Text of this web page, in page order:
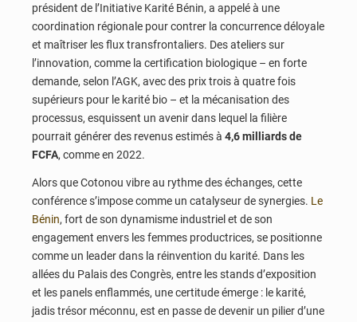
président de l’Initiative Karité Bénin, a appelé à une
coordination régionale pour contrer la concurrence déloyale
et maîtriser les flux transfrontaliers. Des ateliers sur
l’innovation, comme la certification biologique – en forte
demande, selon l’AGK, avec des prix trois à quatre fois
supérieurs pour le karité bio – et la mécanisation des
processus, esquissent un avenir dans lequel la filière
pourrait générer des revenus estimés à 4,6 milliards de
FCFA, comme en 2022.
Alors que Cotonou vibre au rythme des échanges, cette
conférence s’impose comme un catalyseur de synergies. Le
Bénin, fort de son dynamisme industriel et de son
engagement envers les femmes productrices, se positionne
comme un leader dans la réinvention du karité. Dans les
allées du Palais des Congrès, entre les stands d’exposition
et les panels enflammés, une certitude émerge : le karité,
jadis trésor méconnu, est en passe de devenir un pilier d’une